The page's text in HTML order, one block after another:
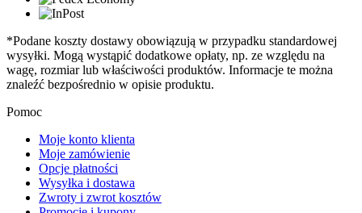
*Podane koszty dostawy obowiązują w przypadku standardowej
wysyłki. Mogą wystąpić dodatkowe opłaty, np. ze względu na
wagę, rozmiar lub właściwości produktów. Informacje te można
znaleźć bezpośrednio w opisie produktu.
Pomoc
Moje konto klienta
Moje zamówienie
Opcje płatności
Wysyłka i dostawa
Zwroty i zwrot kosztów